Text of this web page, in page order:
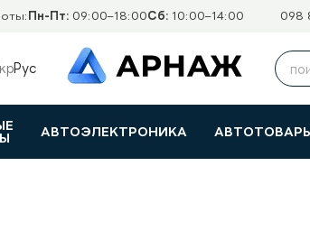
Пн-Пт:09:00–18:00Сб:10:00–14:00 098
Рус
АВТОЭЛЕКТРОНИКА АВТОТОВАРЫ